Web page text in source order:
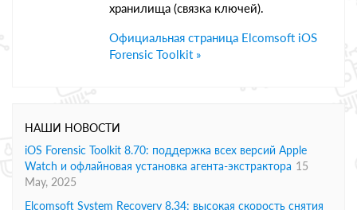
хранилища (связка ключей).
Официальная страница Elcomsoft iOS
Forensic Toolkit »
НАШИ НОВОСТИ
iOS Forensic Toolkit 8.70: поддержка всех версий Apple
Watch и офлайновая установка агента-экстрактора 15
May, 2025
Elcomsoft System Recovery 8.34: высокая скорость снятия